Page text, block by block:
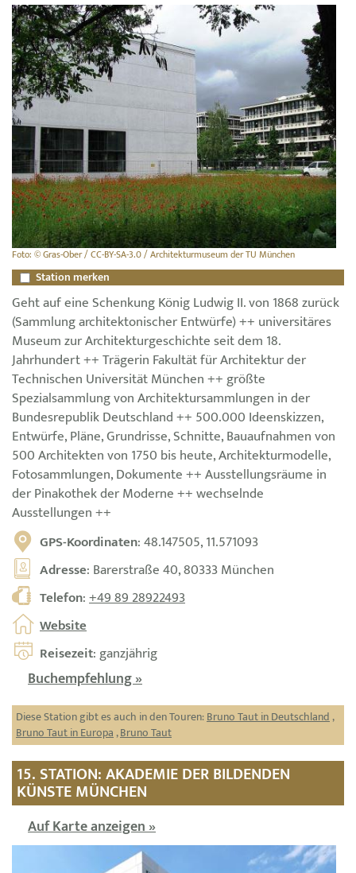
Foto: © Gras-Ober / CC-BY-SA-3.0 / Architekturmuseum der TU München
Station merken
Geht auf eine Schenkung König Ludwig II. von 1868 zurück
(Sammlung architektonischer Entwürfe) ++ universitäres
Museum zur Architekturgeschichte seit dem 18.
Jahrhundert ++ Trägerin Fakultät für Architektur der
Technischen Universität München ++ größte
Spezialsammlung von Architektursammlungen in der
Bundesrepublik Deutschland ++ 500.000 Ideenskizzen,
Entwürfe, Pläne, Grundrisse, Schnitte, Bauaufnahmen von
500 Architekten von 1750 bis heute, Architekturmodelle,
Fotosammlungen, Dokumente ++ Ausstellungsräume in
der Pinakothek der Moderne ++ wechselnde
Ausstellungen ++
GPS-Koordinaten: 48.147505, 11.571093
Adresse: Barerstraße 40, 80333 München
Telefon:+49 89 28922493
Website
Reisezeit: ganzjährig
Buchempfehlung »
Diese Station gibt es auch in den Touren:Bruno Taut in Deutschland,
Bruno Taut in Europa,Bruno Taut
15. STATION: AKADEMIE DER BILDENDEN
KÜNSTE MÜNCHEN
Auf Karte anzeigen »